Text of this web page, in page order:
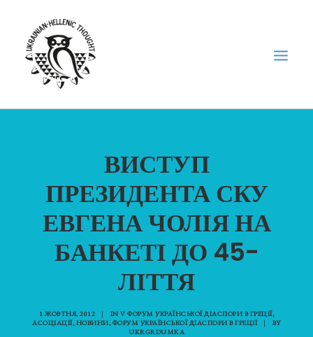
НЕДІЛЬНА ШКОЛА
ГОЛОДОМОР
ФОРУМ УКРАЇНСЬКОЇ ДІАСПОРИ В ГРЕЦІЇ
ПРО НАС
“ВІСНИК”/”ΑΓΓΕΛΙΑΦΌΡΟΣ”
ВИСТУП
ПРЕЗИДЕНТА СКУ
ЕВГЕНА ЧОЛІЯ НА
БАНКЕТІ ДО 45-
ЛІТТЯ
1 ЖОВТНЯ, 2012 | IN V ФОРУМ УКРАЇНСЬКОЇ ДІАСПОРИ В ГРЕЦІЇ,
АСОЦІАЦІЇ,НОВИНИ,ФОРУМ УКРАЇНСЬКОЇ ДІАСПОРИ В ГРЕЦІЇ |
BY
UKRGRDUMKA